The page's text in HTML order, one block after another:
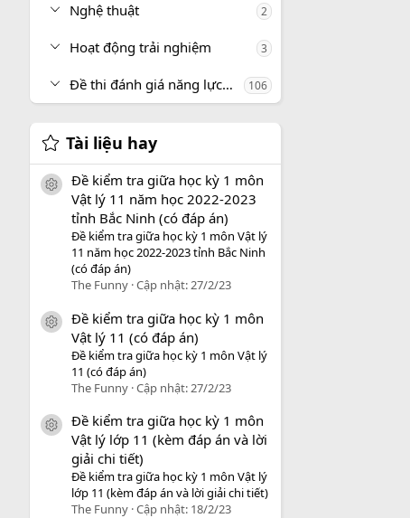
Nghệ thuật 2
Hoạt động trải nghiệm 3
Đề thi đánh giá năng lực, tư duy 106
Tài liệu hay
icon tài liệu
Đề kiểm tra giữa học kỳ 1 môn
Vật lý 11 năm học 2022-2023
tỉnh Bắc Ninh (có đáp án)
Đề kiểm tra giữa học kỳ 1 môn Vật lý
11 năm học 2022-2023 tỉnh Bắc Ninh
(có đáp án)
The Funny Cập nhật:27/2/23
icon tài liệu
Đề kiểm tra giữa học kỳ 1 môn
Vật lý 11 (có đáp án)
Đề kiểm tra giữa học kỳ 1 môn Vật lý
11 (có đáp án)
The Funny Cập nhật:27/2/23
icon tài liệu
Đề kiểm tra giữa học kỳ 1 môn
Vật lý lớp 11 (kèm đáp án và lời
giải chi tiết)
Đề kiểm tra giữa học kỳ 1 môn Vật lý
lớp 11 (kèm đáp án và lời giải chi tiết)
The Funny Cập nhật: 18/2/23